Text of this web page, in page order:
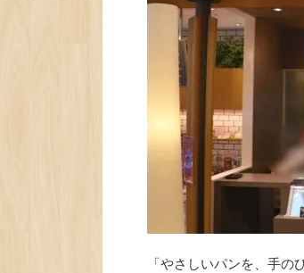
「やさしいパンを、手の